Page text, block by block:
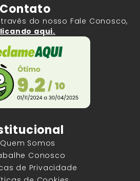
Contato
do nosso Fale Conosco,
aqui.
Quem Somos
Conosco
de Privacidade